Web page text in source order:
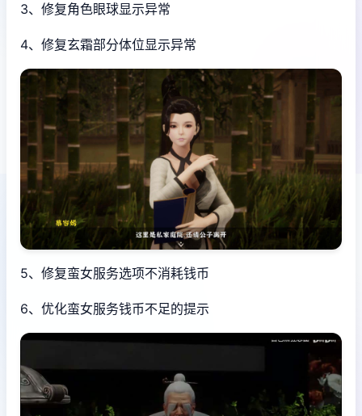
3、修复角色眼球显示异常
4、修复玄霜部分体位显示异常
5、修复蛮女服务选项不消耗钱币
6、优化蛮女服务钱币不足的提示